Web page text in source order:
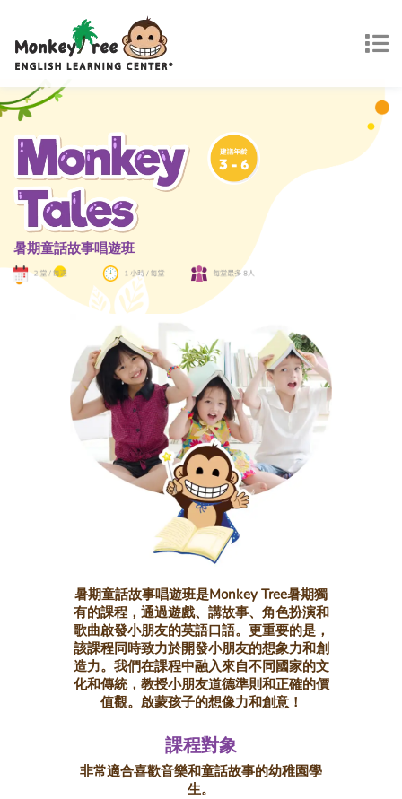
暑期童話故事唱遊班
暑期童話故事唱遊班是Monkey Tree暑期獨
有的課程，通過遊戲、講故事、角色扮演和
歌曲啟發小朋友的英語口語。更重要的是，
該課程同時致力於開發小朋友的想象力和創
造力。我們在課程中融入來自不同國家的文
化和傳統，教授小朋友道德準則和正確的價
值觀。啟蒙孩子的想像力和創意！
課程對象
非常適合喜歡音樂和童話故事的幼稚園學
生。